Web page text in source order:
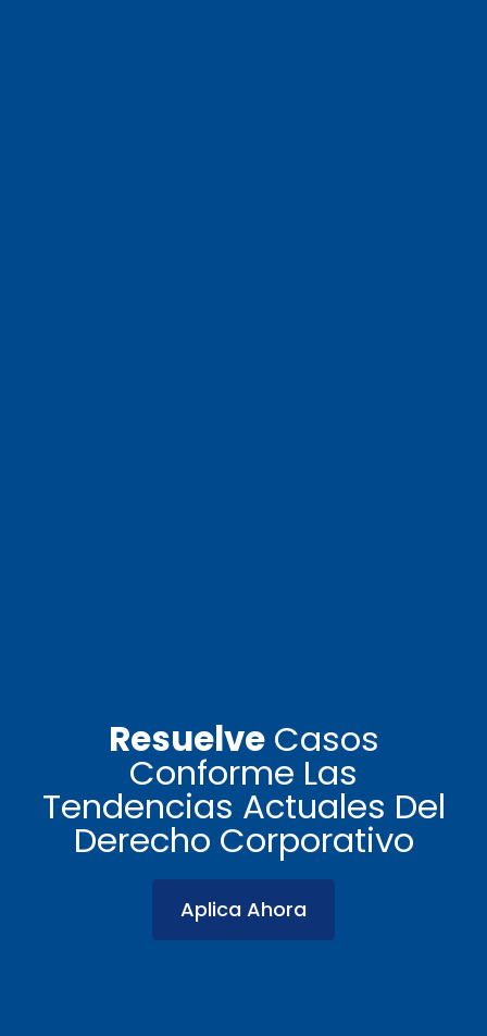
ResuelveCasos
Conforme Las
Tendencias Actuales Del
Derecho Corporativo
Aplica Ahora